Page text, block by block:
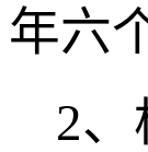
年六
2、